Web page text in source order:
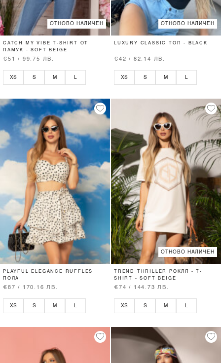
ОТНОВО НАЛИЧЕН
CATCH MY VIBE T-SHIRT ОТ
ПАМУК - SOFT BEIGE
€51 / 99.75 ЛВ.
XS S M L
ОТНОВО НАЛИЧЕН
LUXURY CLASSIC ТОП - BLACK
€42 / 82.14 ЛВ.
XS S M L
PLAYFUL ELEGANCE RUFFLES
ПОЛА
€87 / 170.16 ЛВ.
XS S M
ОТНОВО НАЛИЧЕН
TREND THRILLER РОКЛЯ - T-
SHIRT - SOFT BEIGE
€74 / 144.73 ЛВ.
XS S M